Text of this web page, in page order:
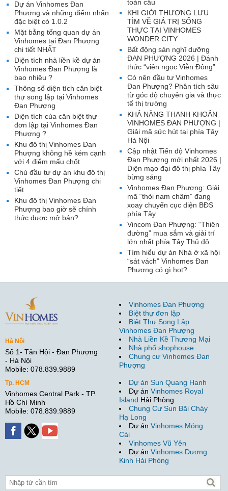
toàn cầu
KHI GIỚI THƯỢNG LƯU
TÌM VỀ GIÁ TRỊ SỐNG
THỰC TẠI VINHOMES
WONDER CITY
Bất động sản nghĩ dưỡng
ĐAN PHƯỢNG 2026 | Đánh
thức “viên ngọc Viễn Đông”
Có nên đầu tư Vinhomes
Đan Phượng? Phân tích sâu
từ góc độ chuyên gia và thực
tế thị trường
KHẢ NĂNG THANH KHOẢN
VINHOMES ĐAN PHƯỢNG |
Giải mã sức hút tại phía Tây
Hà Nội
Cập nhật Tiến độ Vinhomes
Đan Phượng mới nhất 2026 |
Diện mạo đại đô thị phía Tây
bừng sáng
Vinhomes Đan Phượng: Giải
mã “thỏi nam châm” đang
xoay chuyển cục diện BĐS
phía Tây
Vincom Đan Phượng: “Thiên
đường” mua sắm và giải trí
lớn nhất phía Tây Thủ đô
Tìm hiểu dự án Nhà ở xã hội
“sát vách” Vinhomes Đan
Phượng có gì hot?
Dự án Vinhomes Đan
Phượng và những điểm nhấn
đặc biệt có 1.0.2
Mặt bằng tổng quan dự án
Vinhomes tại Đan Phượng
chi tiết NHẤT
Diện tích nhà liền kề dự án
Vinhomes Đan Phượng là
bao nhiêu ?
Thông số diện tích căn biệt
thự song lập tại Vinhomes
Đan Phượng
Diện tích của căn biệt thự
đơn lập tại Vinhomes Đan
Phượng ?
Khu đô thị Vinhomes Đan
Phượng không hề kém cạnh
với 4 điểm mấu chốt
Chủ đầu tư dự án khu đô thị
Vinhomes Đan Phượng chi
tiết
Khu đô thị Vinhomes Đan
Phượng bao giờ sẽ chính
thức được mở bán?
Hà Nội
Số 1- Tân Hội - Đan Phượng
- Hà Nội
Mobile: 078.839.9889
Tp. HCM
Vinhomes Central Park - TP.
Hồ Chí Minh
Mobile: 078.839.9889
Vinhomes Đan Phượng
Biệt thự đơn lập
Biệt Thự Song Lập
Vinhomes Đan Phượng
Nhà Liền Kề Thương Mại
Nhà phố shophouse
Chung cư Vinhomes Đan
Phượng
Dự án Sun Quang Hanh
Dự án Vinhomes Royal
Island Hải Phòng
Chung Cư Sun Bãi Cháy
Hạ Long
Dự án Vinhomes Móng
Cái
Vinhomes Vũ Yên
Dự án Vinhomes Dương
Kinh Hải Phòng